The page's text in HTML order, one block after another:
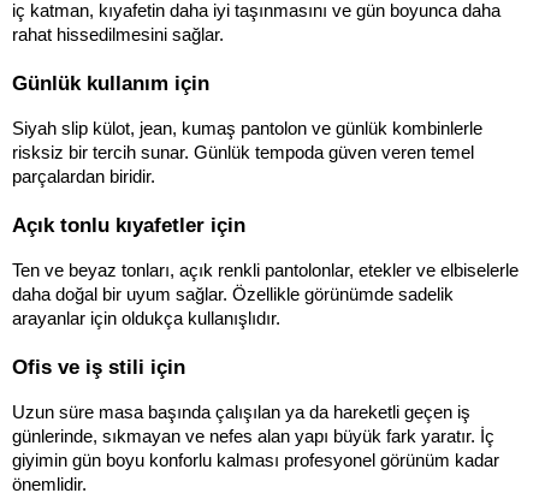
iç katman, kıyafetin daha iyi taşınmasını ve gün boyunca daha
rahat hissedilmesini sağlar.
Günlük kullanım için
Siyah slip külot, jean, kumaş pantolon ve günlük kombinlerle
risksiz bir tercih sunar. Günlük tempoda güven veren temel
parçalardan biridir.
Açık tonlu kıyafetler için
Ten ve beyaz tonları, açık renkli pantolonlar, etekler ve elbiselerle
daha doğal bir uyum sağlar. Özellikle görünümde sadelik
arayanlar için oldukça kullanışlıdır.
Ofis ve iş stili için
Uzun süre masa başında çalışılan ya da hareketli geçen iş
günlerinde, sıkmayan ve nefes alan yapı büyük fark yaratır. İç
giyimin gün boyu konforlu kalması profesyonel görünüm kadar
önemlidir.